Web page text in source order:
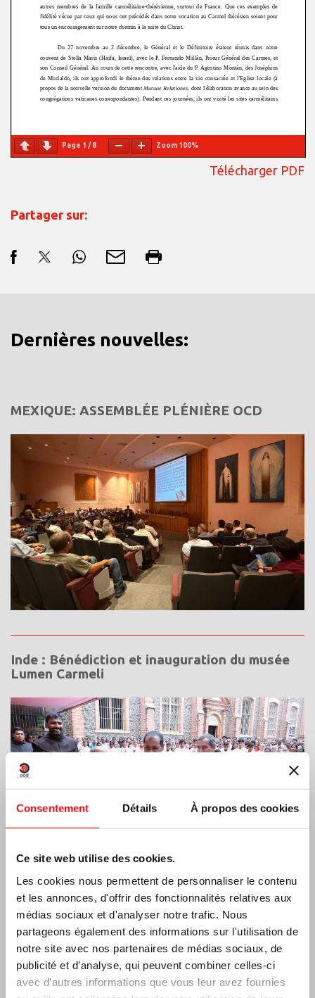
Consentement Détails À propos des cookies
Ce site web utilise des cookies.
Les cookies nous permettent de personnaliser le contenu
et les annonces, d'offrir des fonctionnalités relatives aux
médias sociaux et d'analyser notre trafic. Nous
partageons également des informations sur l'utilisation de
notre site avec nos partenaires de médias sociaux, de
publicité et d'analyse, qui peuvent combiner celles-ci
avec d'autres informations que vous leur avez fournies
Page 1 /8 Zoom 100%
Télécharger PDF
Partager sur:
Dernières nouvelles:
MEXIQUE: ASSEMBLÉE PLÉNIÈRE OCD
Inde : Bénédiction et inauguration du musée
Lumen Carmeli
Côte d’Ivoire: Double Jubilé d’Argent